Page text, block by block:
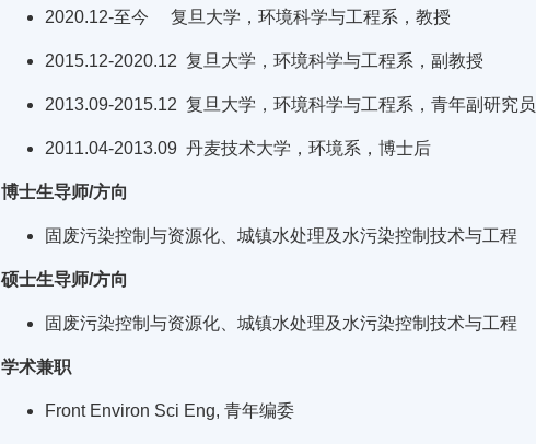
2020.12-至今 复旦大学，环境科学与工程系，教授
2015.12-2020.12 复旦大学，环境科学与工程系，副教授
2013.09-2015.12 复旦大学，环境科学与工程系，青年副研究员
2011.04-2013.09 丹麦技术大学，环境系，博士后
博士生导师/方向
固废污染控制与资源化、城镇水处理及水污染控制技术与工程
硕士生导师/方向
固废污染控制与资源化、城镇水处理及水污染控制技术与工程
学术兼职
Front Environ Sci Eng, 青年编委